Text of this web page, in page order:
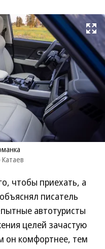
Развернуть
чтобы приехать, а
писатель
автотуристы
целей зачастую
он комфортнее, тем